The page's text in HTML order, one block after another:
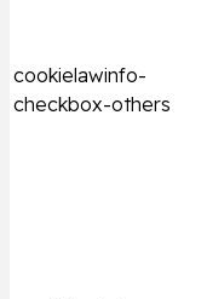
cookielawinfo-
checkbox-others